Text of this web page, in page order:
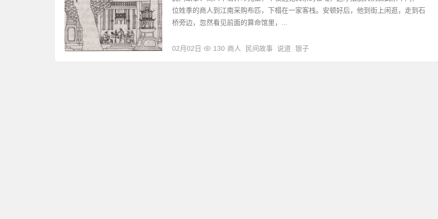
位姓季的商人到江南采购布匹，下榻在一家客栈。安顿好后，他到街上闲逛，走到石
桥旁边，忽然看见前面的算命馆里，...
02月02日 130 商人 民间故事 说道 银子